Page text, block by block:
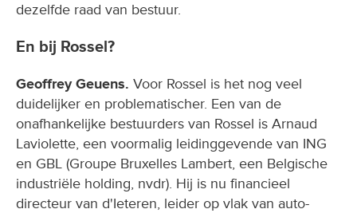
dezelfde raad van bestuur.
En bij Rossel?
Geoffrey Geuens. Voor Rossel is het nog veel
duidelijker en problematischer. Een van de
onafhankelijke bestuurders van Rossel is Arnaud
Laviolette, een voormalig leidinggevende van ING
en GBL (Groupe Bruxelles Lambert, een Belgische
industriële holding, nvdr). Hij is nu financieel
directeur van d'Ieteren, leider op vlak van auto-